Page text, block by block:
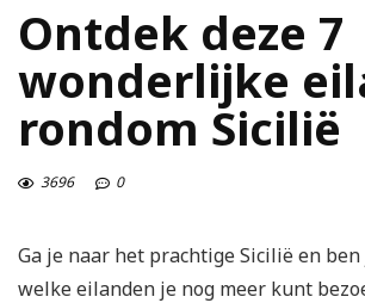
Ontdek deze 7
wonderlijke
rondom Sicilië
3696 0
Ga je naar het prachtige Sicilië en
welke eilanden je nog meer kunt